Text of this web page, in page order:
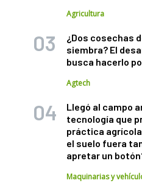
Agricultura
¿Dos cosechas
siembra? El
busca hacerlo
Agtech
Llegó al campo
tecnología que
práctica
el suelo fuera
apretar un
Maquinarias y